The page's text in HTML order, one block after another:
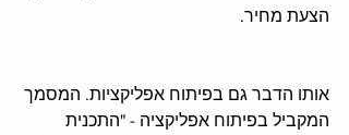
הצעת מחיר.
אותו הדבר גם בפיתוח אפליקציות. המסמך
המקביל בפיתוח אפליקציה - "התכנית